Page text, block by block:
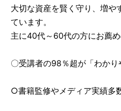
大切な資産を賢く守り、増や
ています。
主に40代～60代の方にお薦め
〇受講者の98％超が「わか
○書籍監修やメディア実績多